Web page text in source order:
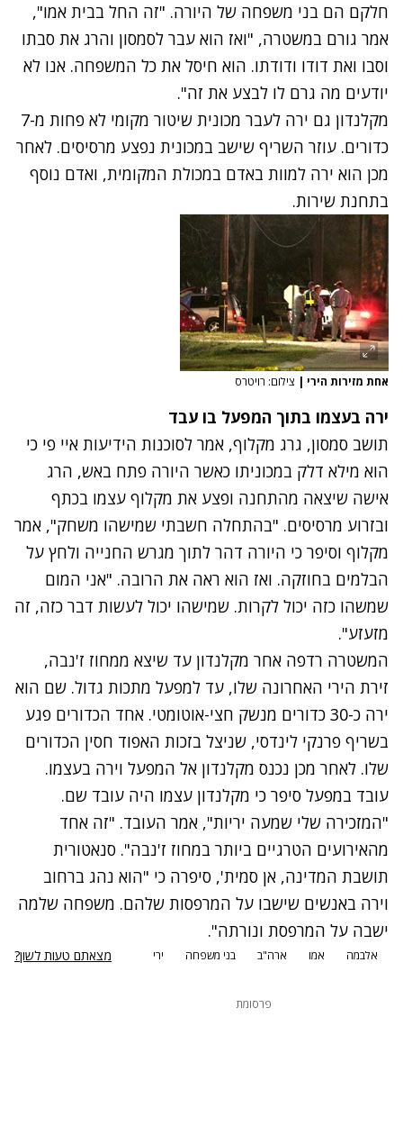
חלקם הם בני משפחה של היורה. "זה החל בבית אמו",
אמר גורם במשטרה, "ואז הוא עבר לסמסון והרג את סבתו
וסבו ואת דודו ודודתו. הוא חיסל את כל המשפחה. אנו לא
יודעים מה גרם לו לבצע את זה".
מקלנדון גם ירה לעבר מכונית שיטור מקומי לא פחות מ-7
כדורים. עוזר השריף שישב במכונית נפצע מרסיסים. לאחר
מכן הוא ירה למוות באדם במכולת המקומית, ואדם נוסף
בתחנת שירות.
אחת מזירות הירי | צילום: רויטרס
ירה בעצמו בתוך המפעל בו עבד
תושב סמסון, גרג מקלוף, אמר לסוכנות הידיעות איי פי כי
הוא מילא דלק במכוניתו כאשר היורה פתח באש, הרג
אישה שיצאה מהתחנה ופצע את מקלוף עצמו בכתף
ובזרוע מרסיסים. "בהתחלה חשבתי שמישהו משחק", אמר
מקלוף וסיפר כי היורה דהר לתוך מגרש החנייה ולחץ על
הבלמים בחוזקה. ואז הוא ראה את הרובה. "אני המום
שמשהו כזה יכול לקרות. שמישהו יכול לעשות דבר כזה, זה
מזעזע".
המשטרה רדפה אחר מקלנדון עד שיצא ממחוז ז'נבה,
זירת הירי האחרונה שלו, עד למפעל מתכות גדול. שם הוא
ירה כ-30 כדורים מנשק חצי-אוטומטי. אחד הכדורים פגע
בשריף פרנקי לינדסי, שניצל בזכות האפוד חסין הכדורים
שלו. לאחר מכן נכנס מקלנדון אל המפעל וירה בעצמו.
עובד במפעל סיפר כי מקלנדון עצמו היה עובד שם.
"המזכירה שלי שמעה יריות", אמר העובד. "זה אחד
מהאירועים הטרגיים ביותר במחוז ז'נבה". סנאטורית
תושבת המדינה, אן סמית', סיפרה כי "הוא נהג ברחוב
וירה באנשים שישבו על המרפסות שלהם. משפחה שלמה
ישבה על המרפסת ונורתה".
אלבמה אמו ארה"ב בני משפחה ירי מצאתם טעות לשון?
פרסומת